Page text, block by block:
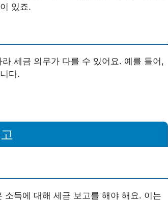
있죠.
세금 의무가 다를 수 있어요. 예를 들어,
다.
득에 대해 세금 보고를 해야 해요. 이는